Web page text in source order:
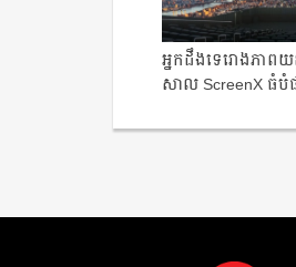
អ្នកដឹងទេរោងភាពយ
សាល ScreenX ធំបំ